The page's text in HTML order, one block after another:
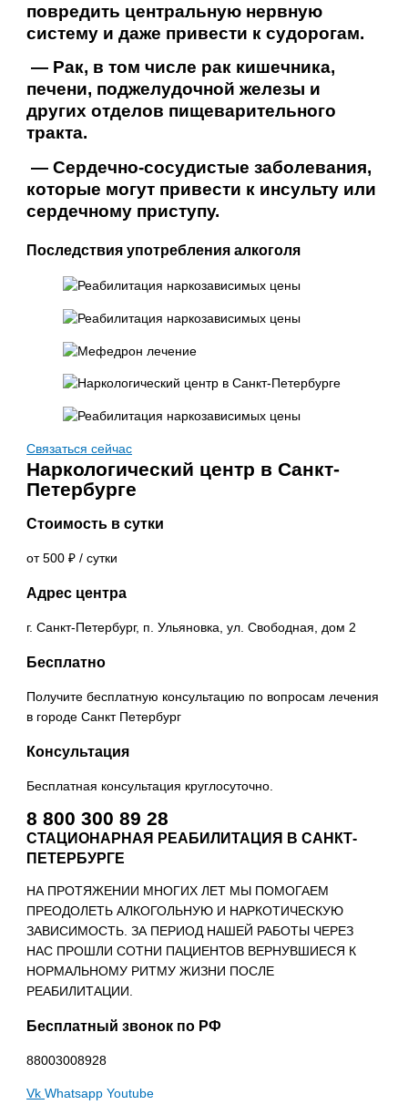
повредить центральную нервную
систему и даже привести к судорогам.
— Рак, в том числе рак кишечника,
печени, поджелудочной железы и
других отделов пищеварительного
тракта.
— Сердечно-сосудистые заболевания,
которые могут привести к инсульту или
сердечному приступу.
Последствия употребления алкоголя
Связаться сейчас
Наркологический центр в Санкт-
Петербурге
Стоимость в сутки
от 500 ₽ / сутки
Адрес центра
г. Санкт-Петербург, п. Ульяновка, ул. Свободная, дом 2
Бесплатно
Получите бесплатную консультацию по вопросам лечения
в городе Санкт Петербург
Консультация
Бесплатная консультация круглосуточно.
8 800 300 89 28
СТАЦИОНАРНАЯ РЕАБИЛИТАЦИЯ В САНКТ-
ПЕТЕРБУРГЕ
НА ПРОТЯЖЕНИИ МНОГИХ ЛЕТ МЫ ПОМОГАЕМ
ПРЕОДОЛЕТЬ АЛКОГОЛЬНУЮ И НАРКОТИЧЕСКУЮ
ЗАВИСИМОСТЬ. ЗА ПЕРИОД НАШЕЙ РАБОТЫ ЧЕРЕЗ
НАС ПРОШЛИ СОТНИ ПАЦИЕНТОВ ВЕРНУВШИЕСЯ К
НОРМАЛЬНОМУ РИТМУ ЖИЗНИ ПОСЛЕ
РЕАБИЛИТАЦИИ.
Бесплатный звонок по РФ
88003008928
Vk Whatsapp Youtube